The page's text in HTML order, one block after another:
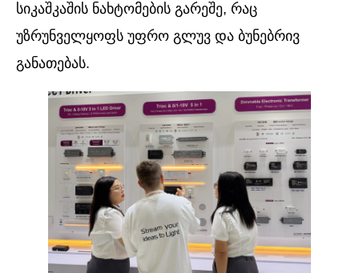
სიკაშკაშის ნახტომების გარეშე, რაც
უზრუნველყოფს უფრო გლუვ და ბუნებრივ
განათებას.